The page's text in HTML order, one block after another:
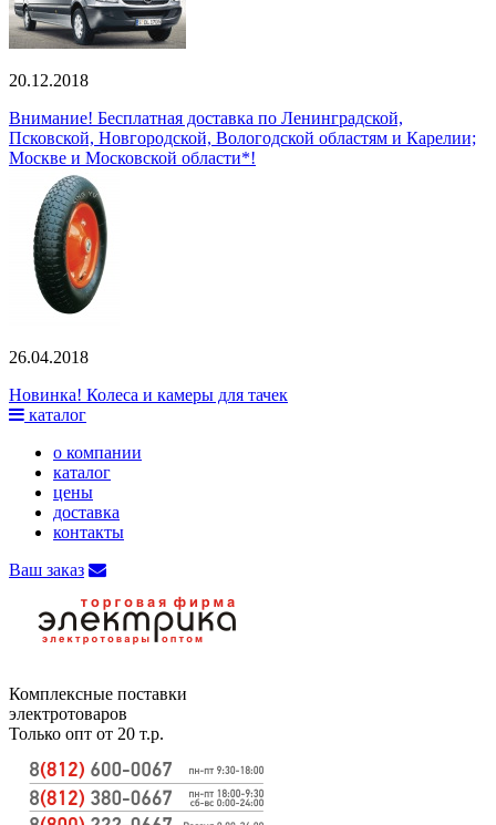
20.12.2018
Внимание! Бесплатная доставка по Ленинградской,
Псковской, Новгородской, Вологодской областям и Карелии;
Москве и Московской области*!
26.04.2018
Новинка! Колеса и камеры для тачек
каталог
о компании
каталог
цены
доставка
контакты
Ваш заказ
Комплексные поставки
электротоваров
Только опт от 20 т.р.